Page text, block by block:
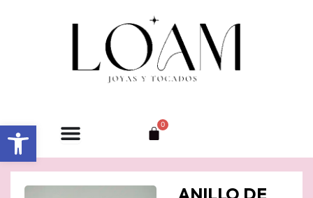
Abrir barra de herramientas 0
Carrito